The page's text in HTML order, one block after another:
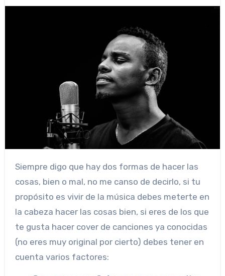
Siempre digo que hay dos formas de hacer las
cosas, bien o mal, no me canso de decirlo, si tu
propósito es vivir de la música debes meterte en
la cabeza hacer las cosas bien, si eres de los que
te gusta hacer cover de canciones ya conocidas
(no eres muy original por cierto) debes tener en
cuenta varios factores: